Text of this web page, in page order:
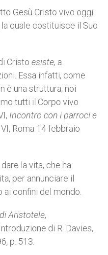
Gesù Cristo vivo oggi
quale costituisce il Suo
Cristo esiste, a
Essa infatti, come
è una struttura; noi
tutti il Corpo vivo
Incontro con i parroci e
Roma 14 febbraio
la vita, che ha
per annunciare il
ai confini del mondo.
Aristotele,
di R. Davies,
p. 513.